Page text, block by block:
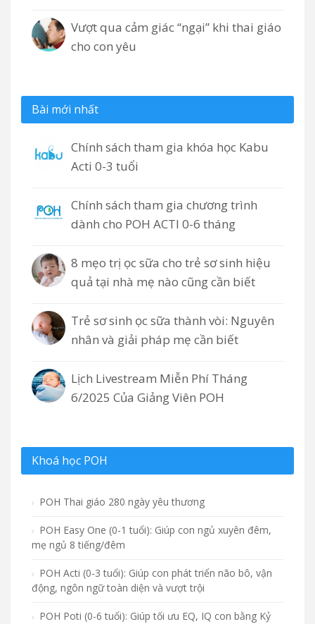
Vượt qua cảm giác “ngại” khi thai giáo
cho con yêu
Bài mới nhất
Chính sách tham gia khóa học Kabu
Acti 0-3 tuổi
Chính sách tham gia chương trình
dành cho POH ACTI 0-6 tháng
8 mẹo trị ọc sữa cho trẻ sơ sinh hiệu
quả tại nhà mẹ nào cũng cần biết
Trẻ sơ sinh ọc sữa thành vòi: Nguyên
nhân và giải pháp mẹ cần biết
Lịch Livestream Miễn Phí Tháng
6/2025 Của Giảng Viên POH
Khoá học POH
POH Thai giáo 280 ngày yêu thương
POH Easy One (0-1 tuổi): Giúp con ngủ xuyên đêm,
mẹ ngủ 8 tiếng/đêm
POH Acti (0-3 tuổi): Giúp con phát triển não bô, vận
động, ngôn ngữ toàn diện và vượt trội
POH Poti (0-6 tuổi): Giúp tối ưu EQ, IQ con bằng Kỷ